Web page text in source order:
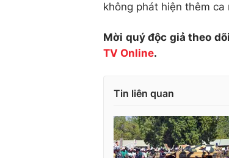
không phát hiện thêm ca
Mời quý độc giả theo
TV Online.
Tin liên quan